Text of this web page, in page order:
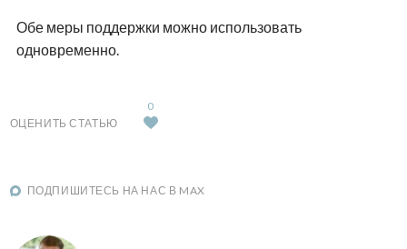
Обе меры поддержки можно использовать
одновременно.
ОЦЕНИТЬ СТАТЬЮ
0
ПОДПИШИТЕСЬ НА НАС В MAX